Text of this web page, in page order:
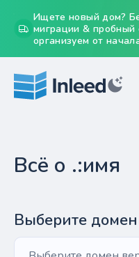
Ищете новый дом?
миграции & пробный
организуем от
Всё о .:имя
Выберите